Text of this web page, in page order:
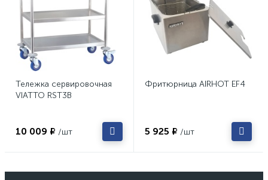
Тележка сервировочная
VIATTO RST3B
10 009 ₽ /шт
Фритюрница AIRHOT EF4
5 925 ₽ /шт